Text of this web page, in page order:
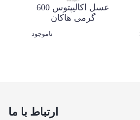
عسل اکالیپتوس 600
گرمی هاکان
ناموجود
ارتباط با ما